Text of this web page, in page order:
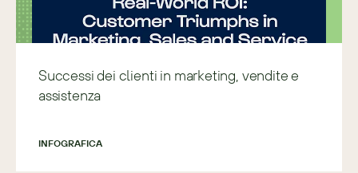
Successi dei clienti in marketing, vendite e
assistenza
INFOGRAFICA